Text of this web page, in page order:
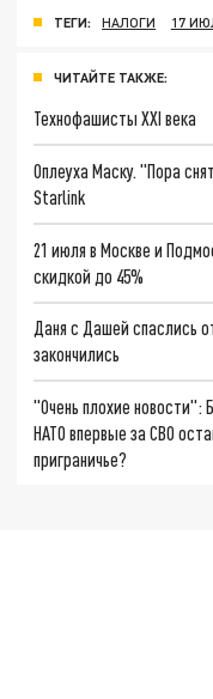
ТЕГИ: НАЛОГИ 17
ЧИТАЙТЕ ТАКЖЕ:
Технофашисты XXI века
Оплеуха Маску. "Пора
Starlink
21 июля в Москве и
скидкой до 45%
Даня с Дашей спаслись
закончились
"Очень плохие новости":
НАТО впервые за СВО
приграничье?